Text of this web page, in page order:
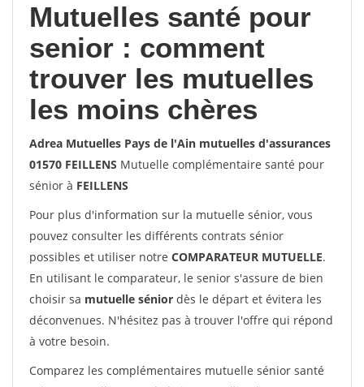
Mutuelles santé pour
senior : comment
trouver les mutuelles
les moins chères
Adrea Mutuelles Pays de l'Ain mutuelles d'assurances
01570 FEILLENS Mutuelle complémentaire santé pour
sénior à FEILLENS
Pour plus d'information sur la mutuelle sénior, vous
pouvez consulter les différents contrats sénior
possibles et utiliser notre COMPARATEUR MUTUELLE.
En utilisant le comparateur, le senior s'assure de bien
choisir sa mutuelle sénior dès le départ et évitera les
déconvenues. N'hésitez pas à trouver l'offre qui répond
à votre besoin.
Comparez les complémentaires mutuelle sénior santé